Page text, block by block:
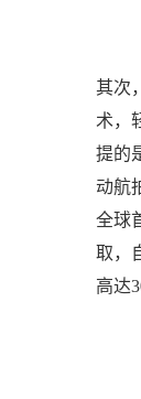
其次
术，
提的
动航
全球
取，
高达